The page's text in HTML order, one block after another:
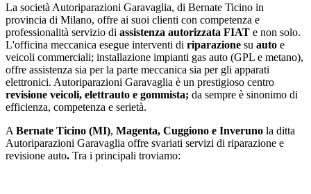
La società Autoriparazioni Garavaglia, di Bernate Ticino in
provincia di Milano, offre ai suoi clienti con competenza e
professionalità servizio di assistenza autorizzata FIAT e non solo.
L'officina meccanica esegue interventi di riparazione su auto e
veicoli commerciali; installazione impianti gas auto (GPL e metano),
offre assistenza sia per la parte meccanica sia per gli apparati
elettronici. Autoriparazioni Garavaglia è un prestigioso centro
revisione veicoli, elettrauto e gommista; da sempre è sinonimo di
efficienza, competenza e serietà.
A Bernate Ticino (MI), Magenta, Cuggiono e Inveruno la ditta
Autoriparazioni Garavaglia offre svariati servizi di riparazione e
revisione auto. Tra i principali troviamo: